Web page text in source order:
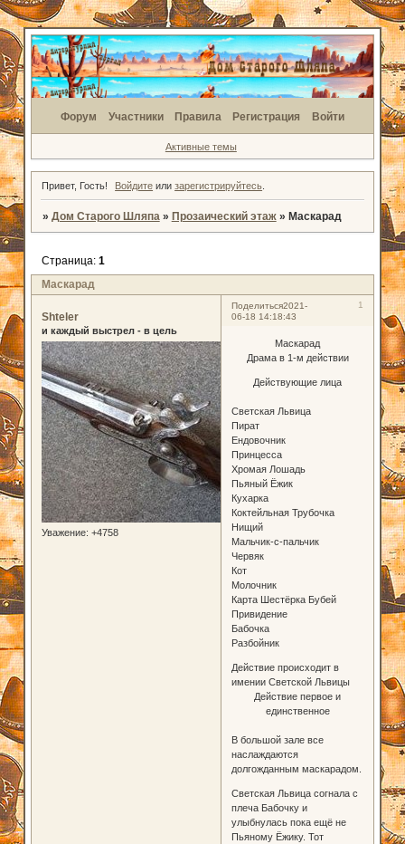
Форум Участники Правила Регистрация Войти
Активные темы
Привет, Гость! Войдите илизарегистрируйтесь
» Дом Старого Шляпа » Прозаический этаж » Маскарад
Маскарад
Страница: 1
Поделиться 1
2021-
06-18 14:18:43
Shteler
и каждый выстрел - в цель
Уважение: +4758
Маскарад
Драма в 1-м действии
Действующие лица
Светская Львица
Пират
Ендовочник
Принцесса
Хромая Лошадь
Пьяный Ёжик
Кухарка
Коктейльная Трубочка
Нищий
Мальчик-с-пальчик
Червяк
Кот
Молочник
Карта Шестёрка Бубей
Привидение
Бабочка
Разбойник
Действие происходит в
имении Светской Львицы
Действие первое и
единственное
В большой зале все
наслаждаются
долгожданным маскарадом.
Светская Львица согнала с
плеча Бабочку и
улыбнулась пока ещё не
Пьяному Ёжику. Тот